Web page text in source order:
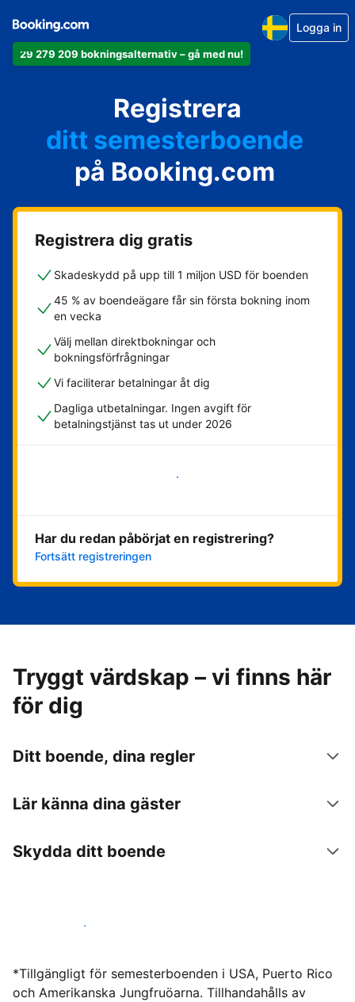
29 279 209 bokningsalternativ – gå med nu!
Logga in
Registrera
din lägenhet
ditt hotell
ditt semesterboende
din camping
ditt B&B
på Booking.com
Registrera dig gratis
Skadeskydd på upp till 1 miljon USD för boenden
45 % av boendeägare får sin första bokning inom
en vecka
Välj mellan direktbokningar och
bokningsförfrågningar
Vi faciliterar betalningar åt dig
Dagliga utbetalningar. Ingen avgift för
betalningstjänst tas ut under 2026
Kom igång nu
Har du redan påbörjat en registrering?
Fortsätt registreringen
Tryggt värdskap – vi finns här
för dig
Ditt boende, dina regler
Lär känna dina gäster
Skydda ditt boende
Hyr ut hos oss idag
*Tillgängligt för semesterboenden i USA, Puerto Rico
och Amerikanska Jungfruöarna. Tillhandahålls av